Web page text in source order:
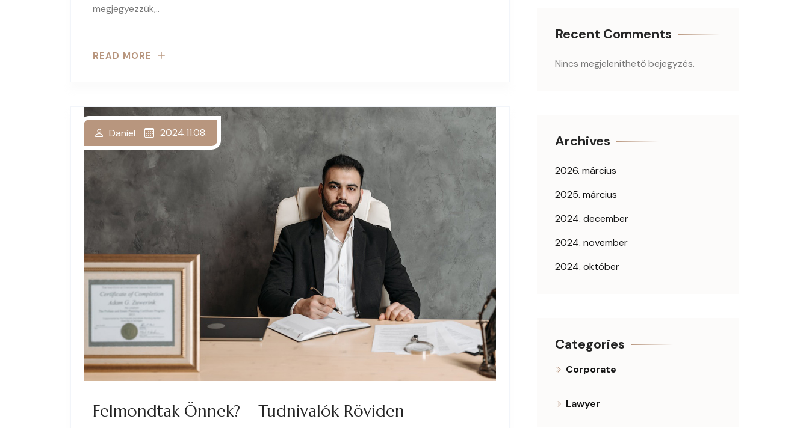
megjegyezzük,..
READ MORE
Felmondtak Önnek? – Tudnivalók Röviden
Daniel 2024.11.08.
Recent Comments
Nincs megjeleníthető bejegyzés.
Archives
2026. március
2025. március
2024. december
2024. november
2024. október
Categories
Corporate
Lawyer